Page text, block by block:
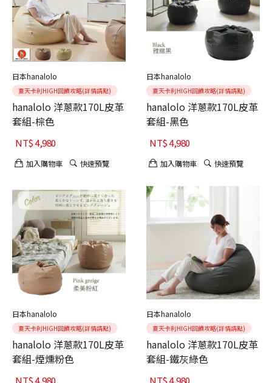
日本hanalolo
夏天卡利HIGH回饋攻略(詳情請點)
hanalolo 洋蔥款170L皮革
套組-棕色
NT$4,980
加入購物車 快速預覽
日本hanalolo
夏天卡利HIGH回饋攻略(詳情請點)
hanalolo 洋蔥款170L皮革
套組-黑色
NT$4,980
加入購物車 快速預覽
日本hanalolo
夏天卡利HIGH回饋攻略(詳情請點)
hanalolo 洋蔥款170L皮革
套組-煙燻粉色
NT$4,980
日本hanalolo
夏天卡利HIGH回饋攻略(詳情請點)
hanalolo 洋蔥款170L皮革
套組-鐵灰綠色
NT$4,980